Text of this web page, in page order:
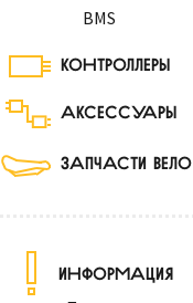
BMS
КОНТРОЛЛЕРЫ
АКСЕССУАРЫ
ЗАПЧАСТИ ВЕЛО
ИНФОРМАЦИЯ